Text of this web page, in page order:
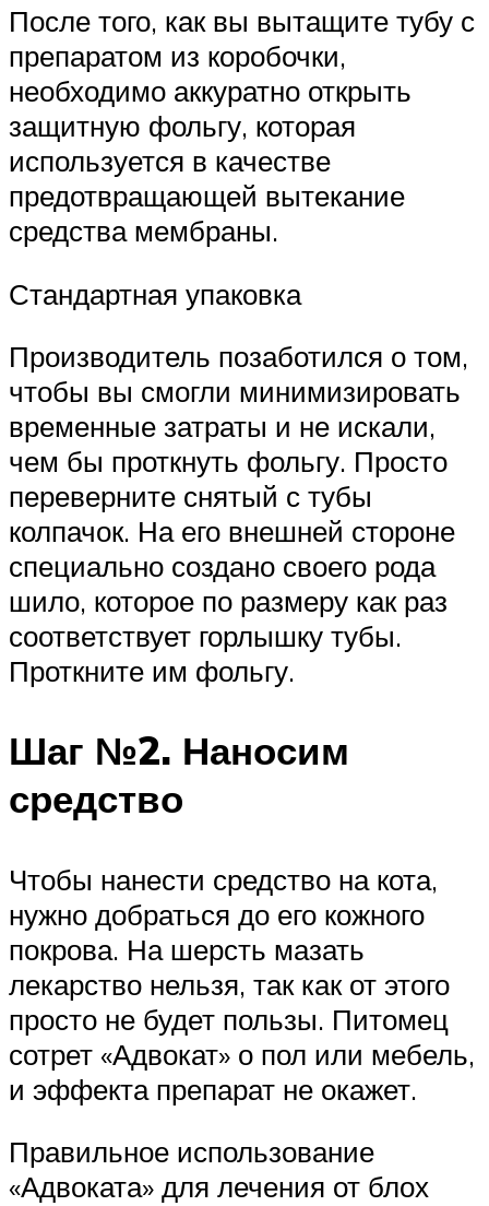
После того, как вы вытащите тубу с
препаратом из коробочки,
необходимо аккуратно открыть
защитную фольгу, которая
используется в качестве
предотвращающей вытекание
средства мембраны.
Стандартная упаковка
Производитель позаботился о том,
чтобы вы смогли минимизировать
временные затраты и не искали,
чем бы проткнуть фольгу. Просто
переверните снятый с тубы
колпачок. На его внешней стороне
специально создано своего рода
шило, которое по размеру как раз
соответствует горлышку тубы.
Проткните им фольгу.
Шаг №2. Наносим
средство
Чтобы нанести средство на кота,
нужно добраться до его кожного
покрова. На шерсть мазать
лекарство нельзя, так как от этого
просто не будет пользы. Питомец
сотрет «Адвокат» о пол или мебель,
и эффекта препарат не окажет.
Правильное использование
«Адвоката» для лечения от блох